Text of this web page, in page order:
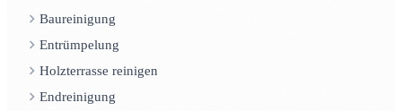
Baureinigung
Entrümpelung
Holzterrasse reinigen
Endreinigung